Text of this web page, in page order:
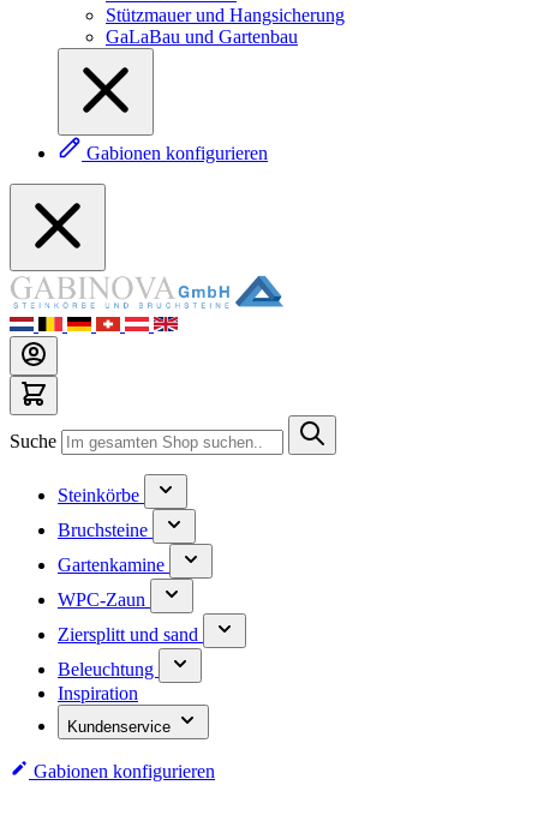
Stützmauer und Hangsicherung
GaLaBau und Gartenbau
Gabionen konfigurieren
Suche
Steinkörbe
Bruchsteine
Gartenkamine
WPC-Zaun
Ziersplitt und sand
Beleuchtung
Inspiration
Kundenservice
Gabionen konfigurieren